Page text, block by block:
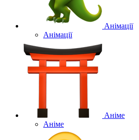
Анімації
Анімації
Аніме
Аніме